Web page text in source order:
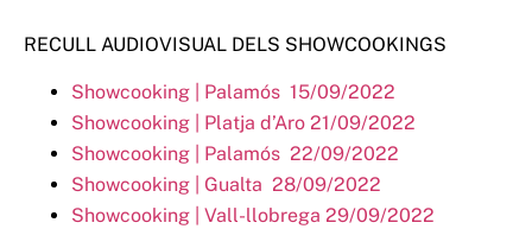
RECULL AUDIOVISUAL DELS SHOWCOOKINGS
Showcooking | Palamós 15/09/2022
Showcooking | Platja d’Aro 21/09/2022
Showcooking | Palamós 22/09/2022
Showcooking | Gualta 28/09/2022
Showcooking | Vall-llobrega 29/09/2022